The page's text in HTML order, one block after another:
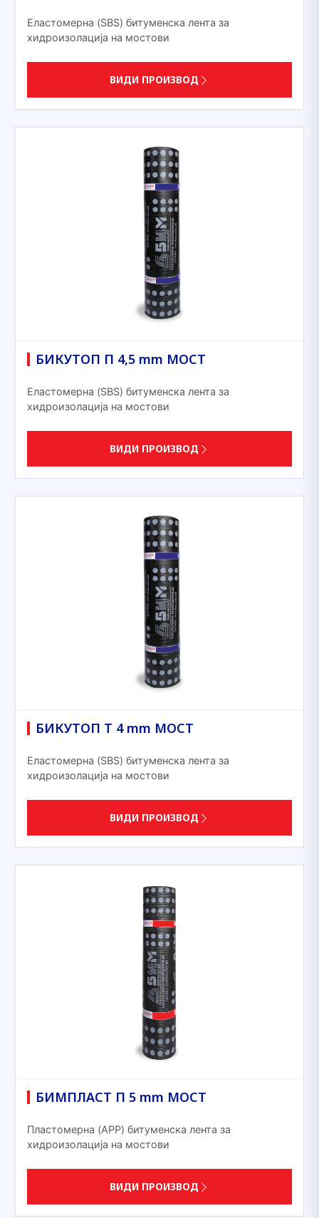
Еластомерна (SBS) битуменска лента за
хидроизолација на мостови
ВИДИ ПРОИЗВОД
БИКУТОП П 4,5 mm МОСТ
Еластомерна (SBS) битуменска лента за
хидроизолација на мостови
ВИДИ ПРОИЗВОД
БИКУТОП T 4 mm МОСТ
Еластомерна (SBS) битуменска лента за
хидроизолација на мостови
ВИДИ ПРОИЗВОД
БИМПЛАСТ П 5 mm МОСТ
Пластомерна (APP) битуменска лента за
хидроизолација на мостови
ВИДИ ПРОИЗВОД